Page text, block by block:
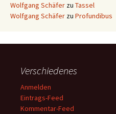
Wolfgang Schäfer zu Tassel
Wolfgang Schäfer zu Profundibus
Verschiedenes
Anmelden
Eintrags-Feed
Kommentar-Feed